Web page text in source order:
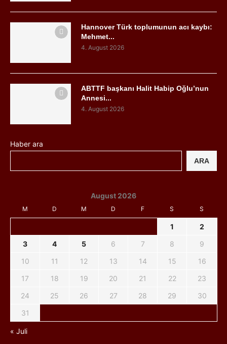
Hannover Türk toplumunun acı kaybı:
Mehmet...
4. August 2026
ABTTF başkanı Halit Habip Oğlu’nun
Annesi...
4. August 2026
Haber ara
ARA
August 2026
M D M D F S S
1
2
3
4 5 6 7 8
9
10
11 12 13 14 15
16
17
18 19 20 21 22
23
24
25 26 27 28 29
30
31
« Juli